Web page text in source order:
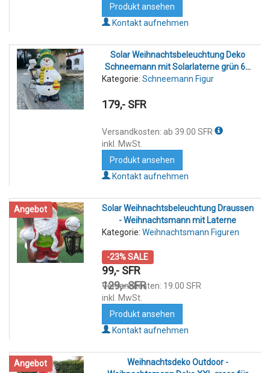
Produkt ansehen
Kontakt aufnehmen
Solar Weihnachtsbeleuchtung Deko
Schneemann mit Solarlaterne grün 66
cm
Kategorie: Schneemann Figur
179,- SFR
Versandkosten: ab 39.00 SFR
inkl. MwSt.
Produkt ansehen
Kontakt aufnehmen
Angebot
Solar Weihnachtsbeleuchtung Draussen
- Weihnachtsmann mit Laterne
Kategorie: Weihnachtsmann Figuren
-23% SALE
99,- SFR
129,- SFR
Versandkosten: 19.00 SFR
inkl. MwSt.
Produkt ansehen
Kontakt aufnehmen
Angebot
Weihnachtsdeko Outdoor -